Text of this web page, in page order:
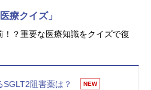
療クイズ」
？重要な医療知識をクイズで復
阻害薬は？ NEW